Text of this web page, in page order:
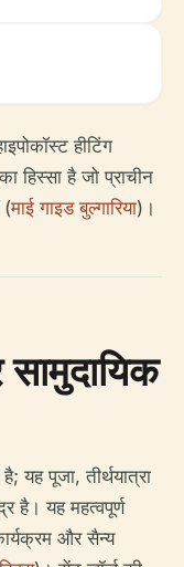
हीटिंग
हिस्सा है जो प्राचीन
(माई गाइड बुल्गारिया)।
यह पूजा, तीर्थयात्रा
है। यह महत्वपूर्ण
और सैन्य